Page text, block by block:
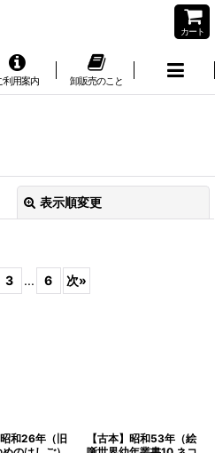
カート
利用案内 卸販売のこと
表示順変更
3 ... 6 次»
昭和26年（旧
【古本】昭和53年（絵